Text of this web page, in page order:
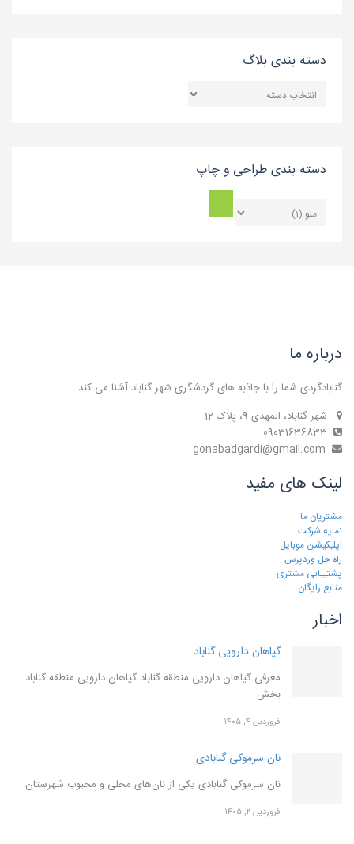
دسته بندی بلاگ
بندی
دسته بندی طراحی و چاپ
درباره ما
گنابادگردی شما را با جاذبه های گردشگری شهر گناباد آشنا می کند .
شهر گناباد، المهدی 9، پلاک 12
لینک های مفید
مشتریان ما
نمایه شرکت
اپلیکیشن موبایل
راه حل وردپرس
پشتیبانی مشتری
منابع رایگان
اخبار
گیاهان دارویی گناباد
معرفی گیاهان دارویی منطقه گناباد گیاهان دارویی منطقه گناباد
بخش
فروردین ۴, ۱۴۰۵
نان سرموکی گنابادی
نان سرموکی گنابادی یکی از نان‌های محلی و محبوب شهرستان
فروردین ۲, ۱۴۰۵